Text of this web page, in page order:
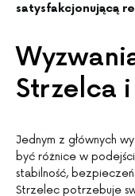
satysfakcjonującą
Strzelca
Jednym z głównych
być różnice w
stabilność,
Strzelec potrzebuje